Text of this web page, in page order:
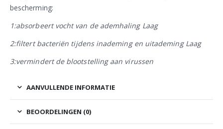
bescherming:
1:absorbeert vocht van de ademhaling Laag
2:filtert bacteriën tijdens inademing en uitademing Laag
3:vermindert de blootstelling aan virussen
AANVULLENDE INFORMATIE
BEOORDELINGEN (0)